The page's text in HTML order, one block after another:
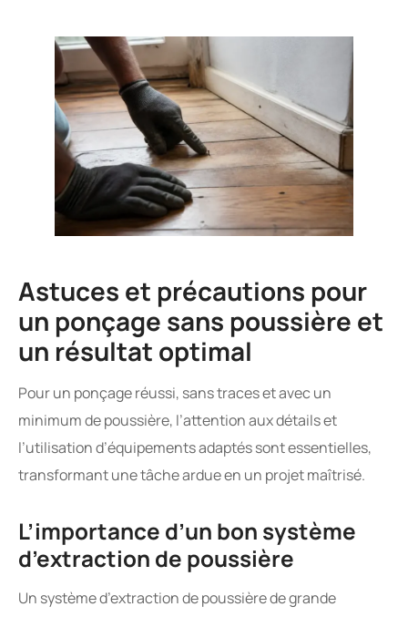
Astuces et précautions pour
un ponçage sans poussière et
un résultat optimal
Pour un ponçage réussi, sans traces et avec un
minimum de poussière, l’attention aux détails et
l’utilisation d’équipements adaptés sont essentielles,
transformant une tâche ardue en un projet maîtrisé.
L’importance d’un bon système
d’extraction de poussière
Un système d’extraction de poussière de grande